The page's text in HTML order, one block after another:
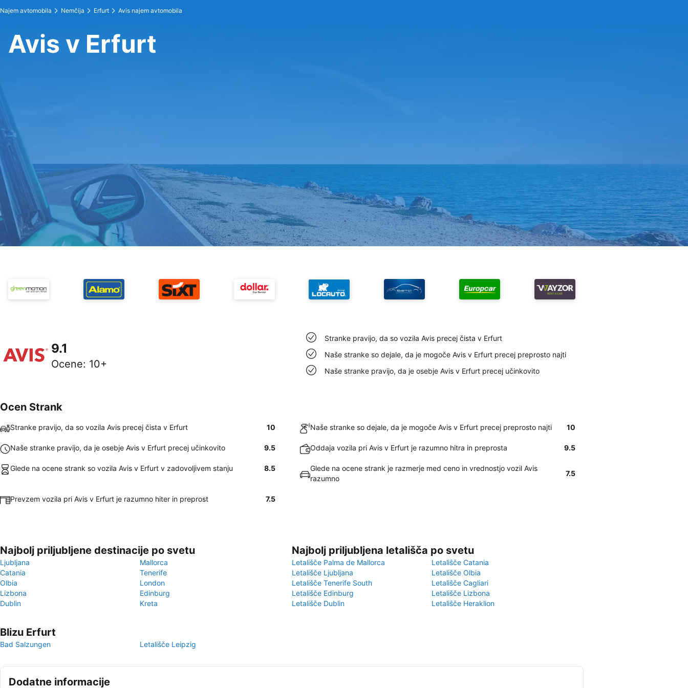
Najem avtomobila Nemčija Erfurt Avis najem avtomobila
Avis v Erfurt
9.1
Ocene: 10+
Stranke pravijo, da so vozila Avis precej čista v Erfurt
Naše stranke so dejale, da je mogoče Avis v Erfurt precej preprosto najti
Naše stranke pravijo, da je osebje Avis v Erfurt precej učinkovito
Ocen Strank
Stranke pravijo, da so vozila Avis precej čista v Erfurt 10 Naše stranke so dejale, da je mogoče Avis v Erfurt precej preprosto najti 10
Naše stranke pravijo, da je osebje Avis v Erfurt precej učinkovito 9.5 Oddaja vozila pri Avis v Erfurt je razumno hitra in preprosta 9.5
Glede na ocene strank so vozila Avis v Erfurt v zadovoljivem stanju 8.5
Glede na ocene strank je razmerje med ceno in vrednostjo vozil Avis
razumno
7.5
Prevzem vozila pri Avis v Erfurt je razumno hiter in preprost 7.5
Najbolj priljubljene destinacije po svetu
Ljubljana
Mallorca
Catania
Tenerife
Olbia
London
Lizbona
Edinburg
Dublin
Kreta
Najbolj priljubljena letališča po svetu
Letališče Palma de Mallorca
Letališče Catania
Letališče Ljubljana
Letališče Olbia
Letališče Tenerife South
Letališče Cagliari
Letališče Edinburg
Letališče Lizbona
Letališče Dublin
Letališče Heraklion
Blizu Erfurt
Bad Salzungen Letališče Leipzig
Dodatne informacije